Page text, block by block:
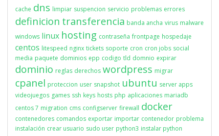
cache dns limpiar suspencion servicio problemas errores
definicion transferencia banda ancha virus malware
windows linux hosting contraseña frontpage hospedaje
centos litespeed nginx tickets soporte cron cron jobs social
media paquete dominios epp codigo tld domnio expirar
dominio reglas derechos wordpress migrar
cpanel proteccion user snapshot ubuntu server apps
videojuegos games ssh keys hosts php aplicaciones mariadb
centos 7 migration cms configserver firewall docker
contenedores comandos exportar importar contenedor problema
instalación crear usuario sudo user python3 instalar python